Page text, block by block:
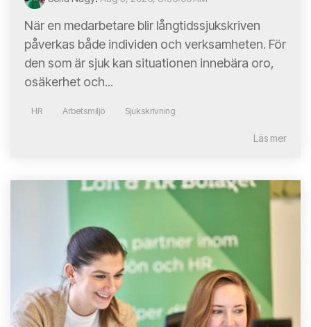
När en medarbetare blir långtidssjukskriven
påverkas både individen och verksamheten. För
den som är sjuk kan situationen innebära oro,
osäkerhet och...
HR Arbetsmiljö Sjukskrivning
Läs mer